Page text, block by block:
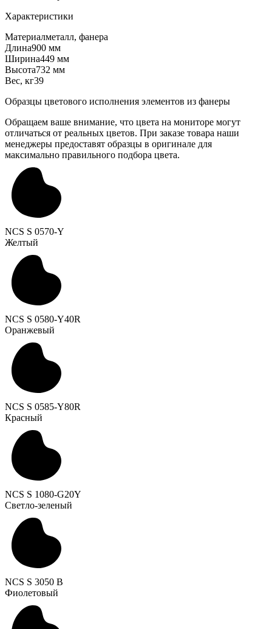
Характеристики
Материалметалл, фанера
Длина900 мм
Ширина449 мм
Высота732 мм
Вес, кг39
Образцы цветового исполнения элементов из фанеры
Обращаем ваше внимание, что цвета на мониторе могут
отличаться от реальных цветов. При заказе товара наши
менеджеры предоставят образцы в оригинале для
максимально правильного подбора цвета.
NCS S 0570-Y
Желтый
NCS S 0580-Y40R
Оранжевый
NCS S 0585-Y80R
Красный
NCS S 1080-G20Y
Светло-зеленый
NCS S 3050 B
Фиолетовый